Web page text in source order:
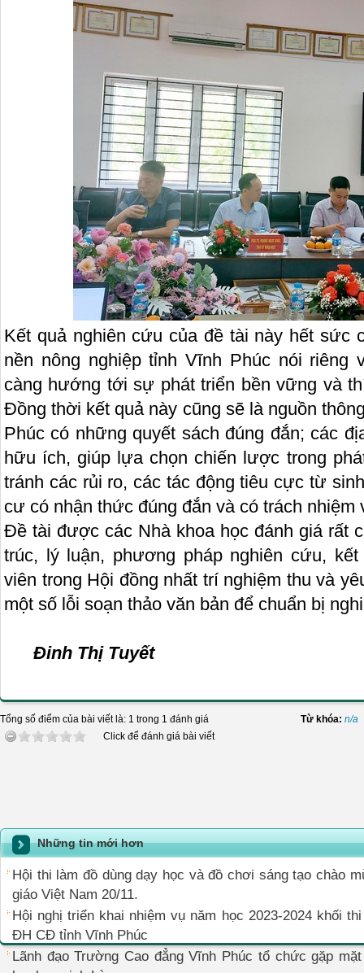
Kết quả nghiên cứu của đề tài này hết sức
nền nông nghiệp tỉnh Vĩnh Phúc nói riêng
càng hướng tới sự phát triển bền vững và
Đồng thời kết quả này cũng sẽ là nguồn
Phúc có những quyết sách đúng đắn; các
hữu ích, giúp lựa chọn chiến lược trong
tránh các rủi ro, các tác động tiêu cực từ
cư có nhận thức đúng đắn và có trách
Đề tài được các Nhà khoa học đánh giá rất
trúc, lý luận, phương pháp nghiên cứu,
viên trong Hội đồng nhất trí nghiệm thu và
một số lỗi soạn thảo văn bản để chuẩn bị
Đinh Thị Tuyết
Tổng số điểm của bài viết là: 1 trong 1 đánh giá
Click để đánh giá bài viết
Từ khóa: n/a
Những tin mới hơn
Hội thi làm đồ dùng dạy học và đồ chơi sáng tạo chào
giáo Việt Nam 20/11.
Hội nghị triển khai nhiệm vụ năm học 2023-2024 khối
ĐH CĐ tỉnh Vĩnh Phúc
Lãnh đạo Trường Cao đẳng Vĩnh Phúc tổ chức gặp mặt